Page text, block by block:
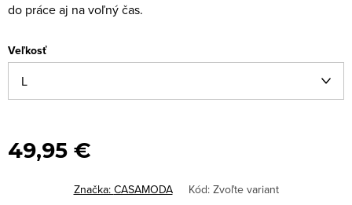
do práce aj na voľný čas.
Veľkosť
49,95 €
Značka: CASAMODA Kód: Zvoľte variant